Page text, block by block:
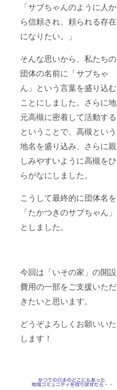
「サブちゃんのように人か
ら信頼され、頼られる存在
になりたい。」
そんな思いから、私たちの
団体の名前に「サブちゃ
ん」という言葉を盛り込む
ことにしました。さらに地
元高槻に密着して活動する
ということで、高槻という
地名を盛り込み、さらに親
しみやすいように高槻をひ
らがなにしました。
こうして最終的に団体名を
「たかつきのサブちゃん」
としました。
今回は「いその家」の開設
費用の一部をご支援いただ
きたいと思います。
どうぞよろしくお願いいた
します！